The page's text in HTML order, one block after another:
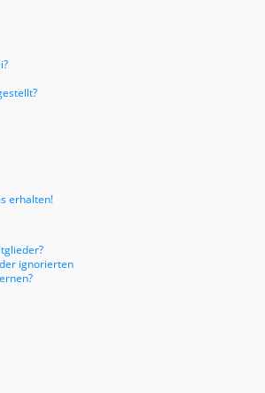
erhalten!
ignorierten